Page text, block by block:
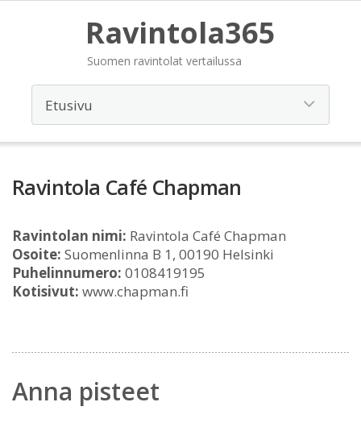
Ravintola365
Suomen ravintolat vertailussa
Ravintola Café Chapman
Ravintolan nimi: Ravintola Café Chapman
Osoite: Suomenlinna B 1, 00190 Helsinki
Puhelinnumero: 0108419195
Kotisivut: www.chapman.fi
Anna pisteet